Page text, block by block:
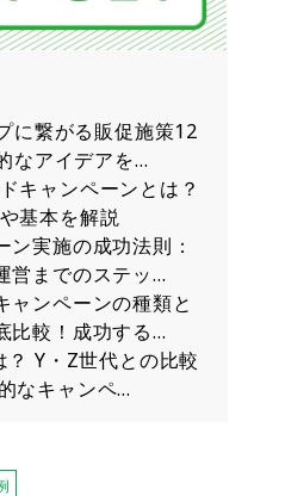
に繋がる販促施策12
なアイデアを…
キャンペーンとは？
基本を解説
ン実施の成功法則：
営までのステッ…
ャンペーンの種類と
比較！成功する…
？ Y・Z世代との比較
なキャンペ…